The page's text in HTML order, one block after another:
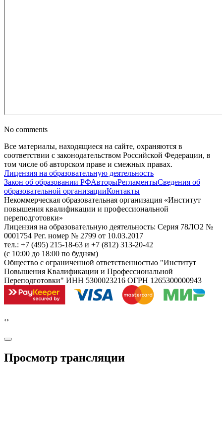
No comments
Все материалы, находящиеся на сайте, охраняются в
соответствии с законодательством Российской Федерации, в
том числе об авторском праве и смежных правах.
Лицензия на образовательную деятельность
Закон об образовании РФАвторыРегламентыСведения об
образовательной организацииКонтакты
Некоммерческая образовательная организация «Институт
повышения квалификации и профессиональной
переподготовки»
Лицензия на образовательную деятельность: Серия 78ЛО2 №
0001754 Рег. номер № 2799 от 10.03.2017
тел.: +7 (495) 215-18-63 и +7 (812) 313-20-42
(с 10:00 до 18:00 по будням)
Общество с ограниченной ответственностью "Институт
Повышения Квалификации и Профессиональной
Переподготовки" ИНН 5300023216 ОГРН 1265300000943
‹›
Просмотр трансляции